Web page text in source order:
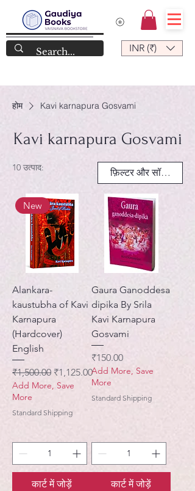
INR (₹)
होम Kavi karnapura Gosvami
Kavi karnapura Gosvami
10 उत्पाद: फ़िल्टर और सॉर्ट करें
New
Alankara-
kaustubha of Kavi
Karnapura
(Hardcover)
English
नियमित मूल्य
₹1,500.00 बिक्री मूल्य
₹1,125.00
Add More, Save
More
Standard Shipping
कार्ट में जोड़ें
Gaura Ganoddesa
dipika By Srila
Kavi Karnapura
Gosvami
मूल्य
₹150.00
Add More, Save
More
Standard Shipping
कार्ट में जोड़ें